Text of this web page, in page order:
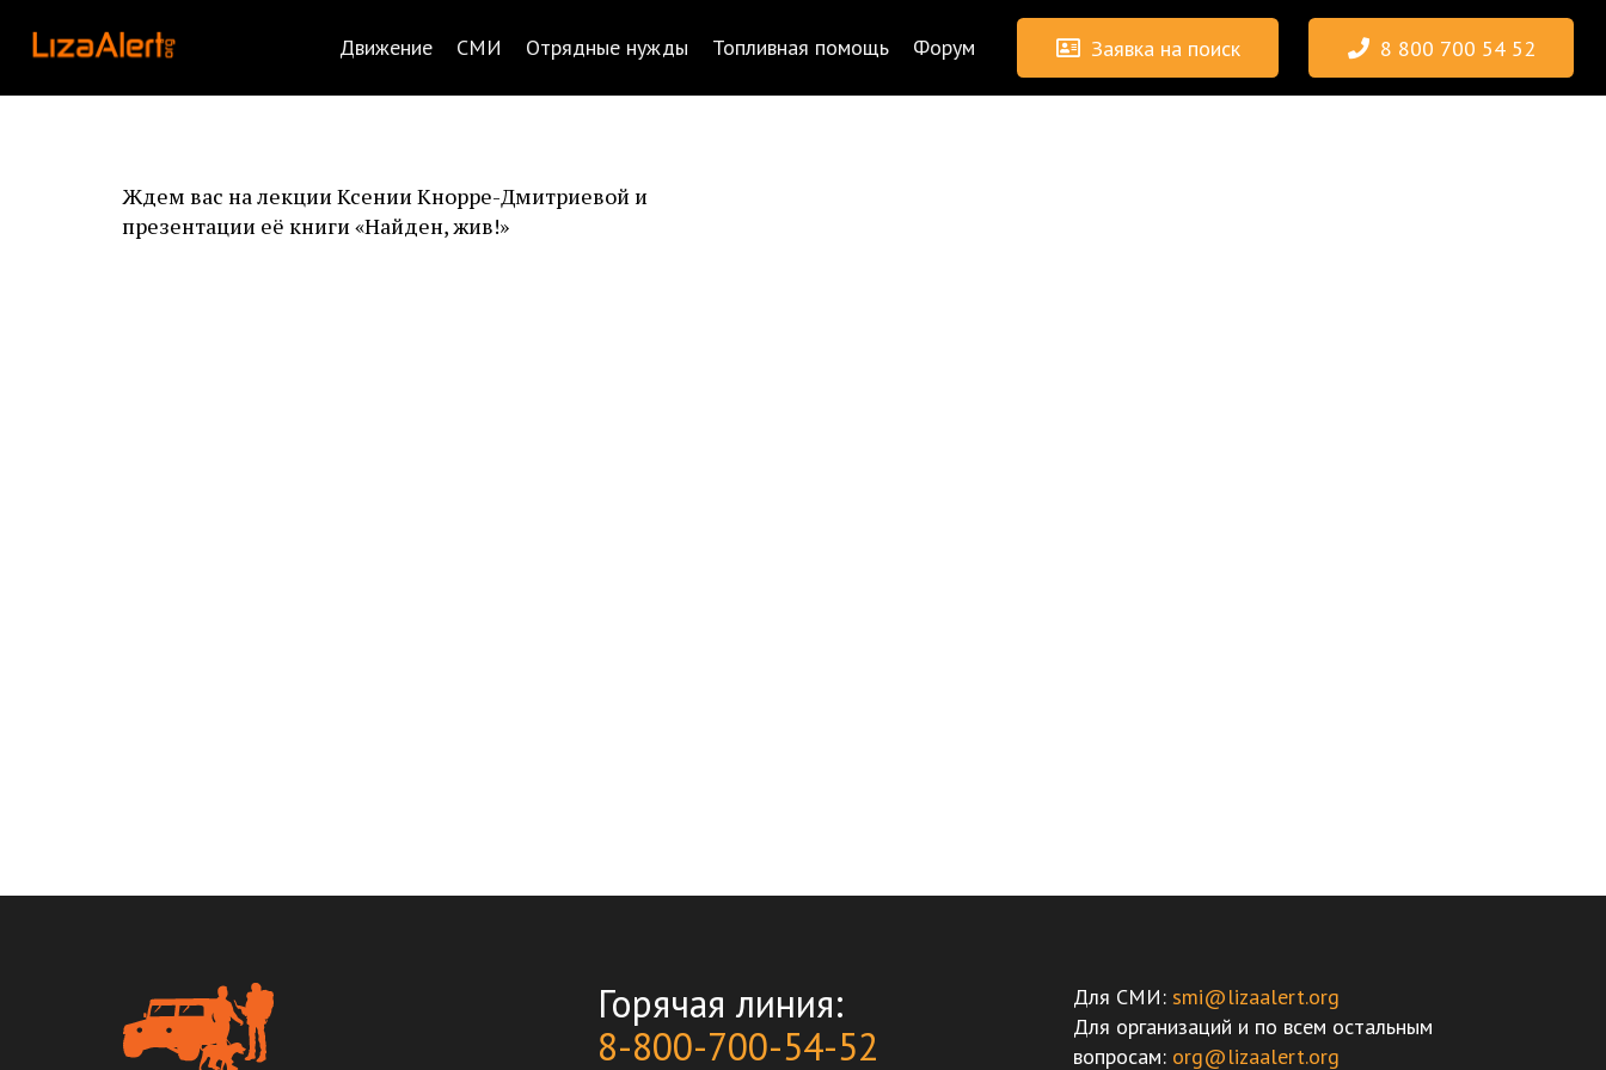
Движение СМИ Отрядные нужды Топливная помощь Форум Заявка на поиск 8 800 700 54 52
Ждем вас на лекции Ксении Кнорре-Дмитриевой и
презентации её книги «Найден, жив!»
Горячая линия:
8-800-700-54-52
Для СМИ: smi@lizaalert.org
Для организаций и по всем остальным
вопросам: org@lizaalert.org